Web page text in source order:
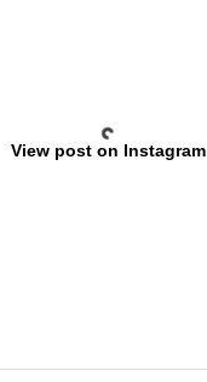
View post on Instagram